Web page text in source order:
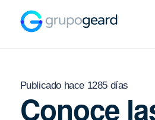
Publicado hace 1285 días
Conoce